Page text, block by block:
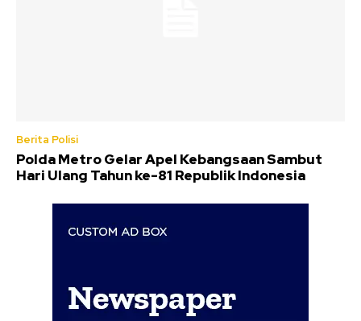
Berita Polisi
Polda Metro Gelar Apel Kebangsaan Sambut
Hari Ulang Tahun ke-81 Republik Indonesia